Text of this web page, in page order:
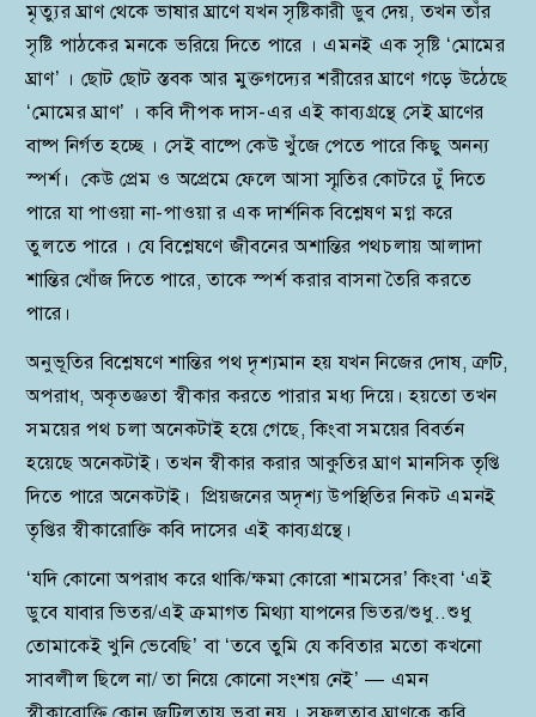
মৃত্যুর ঘ্রাণ থেকে ভাষার ঘ্রাণে যখন সৃষ্টিকারী ডুব দেয়, তখন তাঁর
সৃষ্টি পাঠকের মনকে ভরিয়ে দিতে পারে । এমনই এক সৃষ্টি ‘মোমের
ঘ্রাণ’ । ছোট ছোট স্তবক আর মুক্তগদ্যের শরীরের ঘ্রাণে গড়ে উঠেছে
‘মোমের ঘ্রাণ’ । কবি দীপক দাস-এর এই কাব্যগ্রন্থে সেই ঘ্রাণের
বাষ্প নির্গত হচ্ছে । সেই বাষ্পে কেউ খুঁজে পেতে পারে কিছু অনন্য
স্পর্শ। কেউ প্রেম ও অপ্রেমে ফেলে আসা স্মৃতির কোটরে ঢুঁ দিতে
পারে যা পাওয়া না-পাওয়া র এক দার্শনিক বিশ্লেষণ মগ্ন করে
তুলতে পারে । যে বিশ্লেষণে জীবনের অশান্তির পথচলায় আলাদা
শান্তির খোঁজ দিতে পারে, তাকে স্পর্শ করার বাসনা তৈরি করতে
পারে।
অনুভূতির বিশ্লেষণে শান্তির পথ দৃশ্যমান হয় যখন নিজের দোষ, ত্রুটি,
অপরাধ, অকৃতজ্ঞতা স্বীকার করতে পারার মধ্য দিয়ে। হয়তো তখন
সময়ের পথ চলা অনেকটাই হয়ে গেছে, কিংবা সময়ের বিবর্তন
হয়েছে অনেকটাই। তখন স্বীকার করার আকুতির ঘ্রাণ মানসিক তৃপ্তি
দিতে পারে অনেকটাই। প্রিয়জনের অদৃশ্য উপস্থিতির নিকট এমনই
তৃপ্তির স্বীকারোক্তি কবি দাসের এই কাব্যগ্রন্থে।
‘যদি কোনো অপরাধ করে থাকি/ক্ষমা কোরো শামসের’ কিংবা ‘এই
ডুবে যাবার ভিতর/এই ক্রমাগত মিথ্যা যাপনের ভিতর/শুধু..শুধু
তোমাকেই খুনি ভেবেছি’ বা ‘তবে তুমি যে কবিতার মতো কখনো
সাবলীল ছিলে না/ তা নিয়ে কোনো সংশয় নেই’ — এমন